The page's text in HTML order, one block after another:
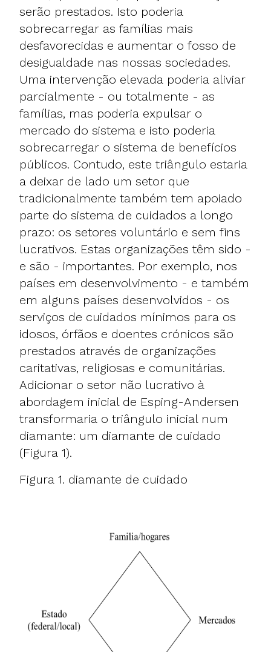
serão prestados. Isto poderia
sobrecarregar as famílias mais
desfavorecidas e aumentar o fosso de
desigualdade nas nossas sociedades.
Uma intervenção elevada poderia aliviar
parcialmente - ou totalmente - as
famílias, mas poderia expulsar o
mercado do sistema e isto poderia
sobrecarregar o sistema de benefícios
públicos. Contudo, este triângulo estaria
a deixar de lado um setor que
tradicionalmente também tem apoiado
parte do sistema de cuidados a longo
prazo: os setores voluntário e sem fins
lucrativos. Estas organizações têm sido -
e são - importantes. Por exemplo, nos
países em desenvolvimento - e também
em alguns países desenvolvidos - os
serviços de cuidados mínimos para os
idosos, órfãos e doentes crónicos são
prestados através de organizações
caritativas, religiosas e comunitárias.
Adicionar o setor não lucrativo à
abordagem inicial de Esping-Andersen
transformaria o triângulo inicial num
diamante: um diamante de cuidado
(Figura 1).
Figura 1. diamante de cuidado